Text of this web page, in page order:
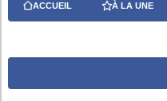
ACCUEIL À LA UNE